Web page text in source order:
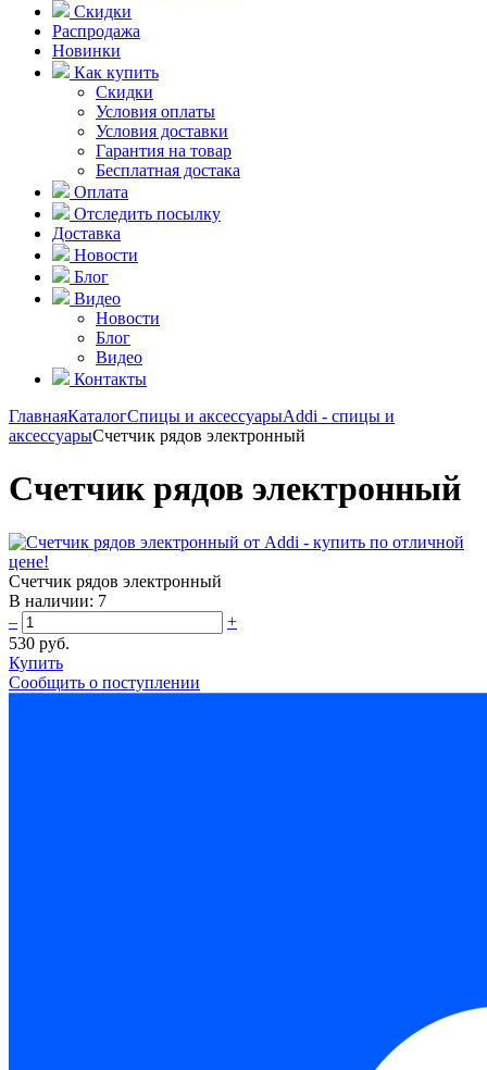
Скидки
Распродажа
Новинки
Как купить
Скидки
Условия оплаты
Условия доставки
Гарантия на товар
Бесплатная достака
Оплата
Отследить посылку
Доставка
Новости
Блог
Видео
Новости
Блог
Видео
Контакты
ГлавнаяКаталогСпицы и аксессуарыAddi - спицы и
аксессуарыСчетчик рядов электронный
Счетчик рядов электронный
Счетчик рядов электронный
В наличии: 7
–
+
530 руб.
Купить
Сообщить о поступлении